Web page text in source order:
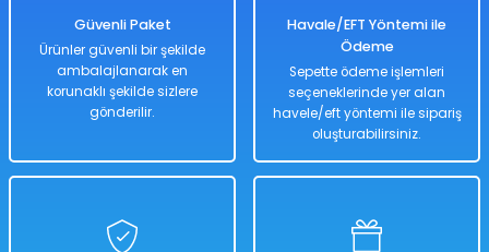
Güvenli Paket
Ürünler güvenli bir şekilde
ambalajlanarak en
korunaklı şekilde sizlere
gönderilir.
Havale/EFT Yöntemi ile
Ödeme
Sepette ödeme işlemleri
seçeneklerinde yer alan
havele/eft yöntemi ile sipariş
oluşturabilirsiniz.